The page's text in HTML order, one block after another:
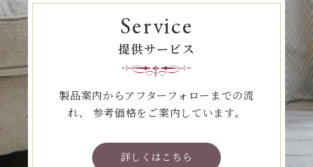
Service
提供サービス
製品案内からアフターフォローまでの流
れ、
参考価格をご案内しています。
詳しくはこちら